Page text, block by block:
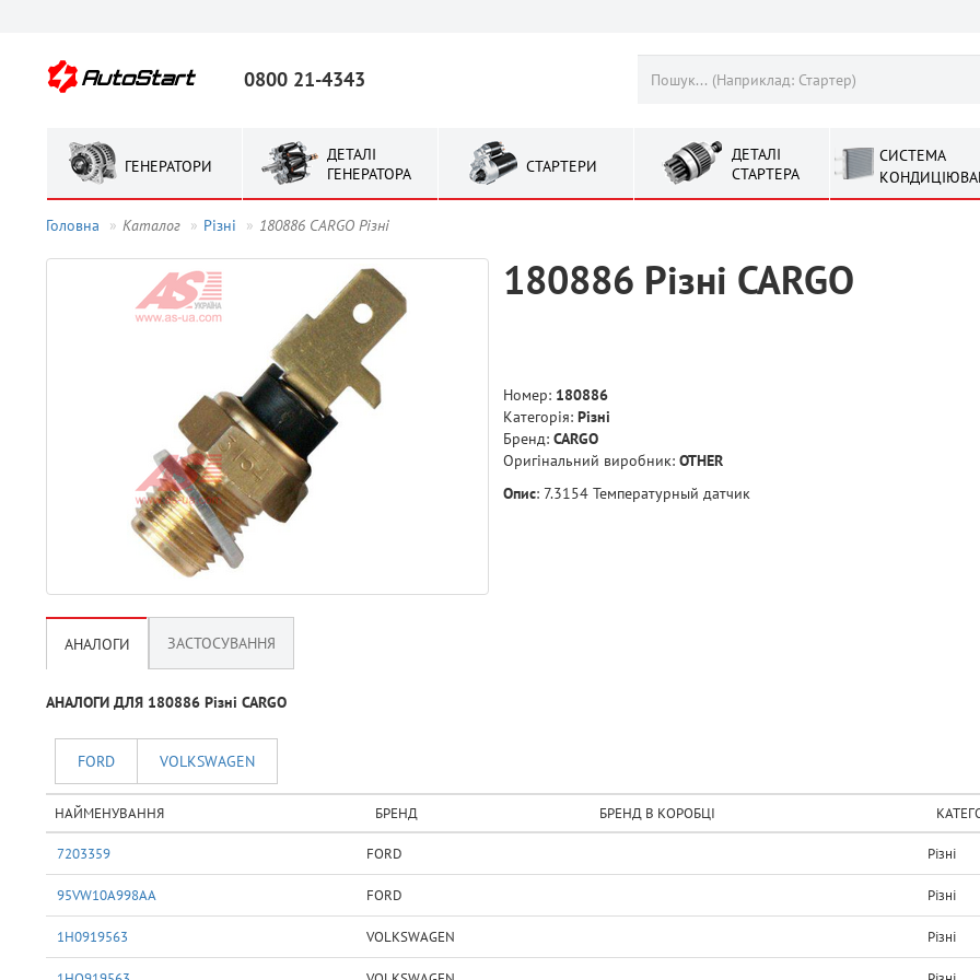
0800 21-4343
ГЕНЕРАТОРИ
ДЕТАЛІ
ГЕНЕРАТОРА
СТАРТЕРИ
ДЕТАЛІ
СТАРТЕРА
СИСТЕМА
Головна Каталог Рiзнi 180886 CARGO Рiзнi
180886 Рiзнi CARGO
Номер: 180886
Категорія: Рiзнi
Бренд: CARGO
Оригінальний виробник: OTHER
Опис: 7.3154 Температурный датчик
АНАЛОГИ ЗАСТОСУВАННЯ
АНАЛОГИ ДЛЯ 180886 Рiзнi CARGO
FORD VOLKSWAGEN
НАЙМЕНУВАННЯ БРЕНД БРЕНД В КОРОБЦІ
7203359 FORD Рiзнi
95VW10A998AA FORD Рiзнi
1H0919563 VOLKSWAGEN Рiзнi